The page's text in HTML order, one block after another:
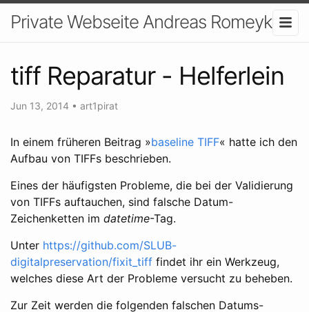
Private Webseite Andreas Romeyke
tiff Reparatur - Helferlein
Jun 13, 2014 • art1pirat
In einem früheren Beitrag »baseline TIFF« hatte ich den
Aufbau von TIFFs beschrieben.
Eines der häufigsten Probleme, die bei der Validierung
von TIFFs auftauchen, sind falsche Datum-
Zeichenketten im datetime-Tag.
Unter https://github.com/SLUB-
digitalpreservation/fixit_tiff findet ihr ein Werkzeug,
welches diese Art der Probleme versucht zu beheben.
Zur Zeit werden die folgenden falschen Datums-